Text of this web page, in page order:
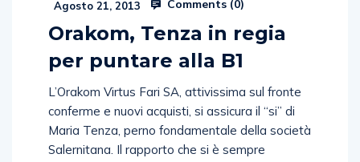
Orakom, Tenza in regia
per puntare alla B1
L’Orakom Virtus Fari SA, attivissima sul fronte
conferme e nuovi acquisti, si assicura il “si” di
Maria Tenza, perno fondamentale della società
Salernitana. Il rapporto che si è sempre
contraddistinto tra le parti, ed il forte